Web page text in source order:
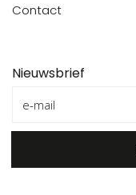
Contact
Nieuwsbrief